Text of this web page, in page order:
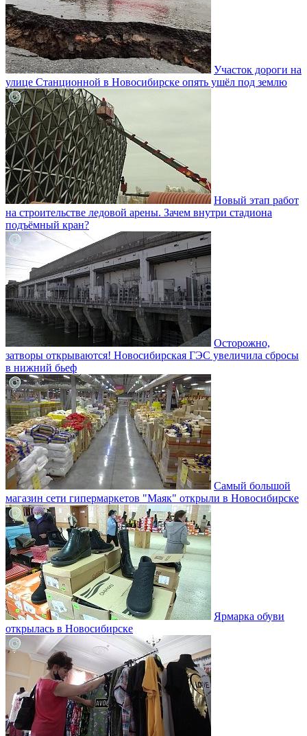
Участок дороги на
улице Станционной в Новосибирске опять ушёл под землю
Новый этап работ
на строительстве ледовой арены. Зачем внутри стадиона
подъёмный кран?
Осторожно,
затворы открываются! Новосибирская ГЭС увеличила сбросы
в нижний бьеф
Самый большой
магазин сети гипермаркетов "Маяк" открыли в Новосибирске
Ярмарка обуви
открылась в Новосибирске